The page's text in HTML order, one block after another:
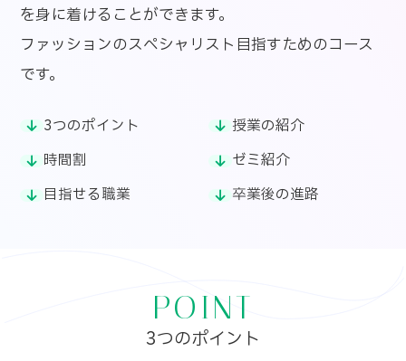
を身に着けることができます。
ファッションのスペシャリスト目指すためのコース
です。
3つのポイント
授業の紹介
時間割
ゼミ紹介
目指せる職業
卒業後の進路
POINT
3つのポイント